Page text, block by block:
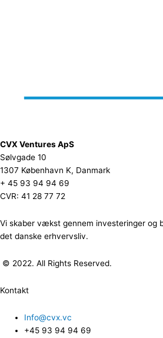
CVX Ventures ApS
Sølvgade 10
1307 København K, Danmark
+ 45 93 94 94 69
CVR: 41 28 77 72
Vi skaber vækst gennem investeringer og
det danske erhvervsliv.
© 2022. All Rights Reserved.
Kontakt
Info@cvx.vc
+45 93 94 94 69